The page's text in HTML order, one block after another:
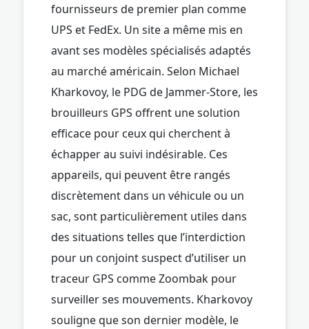
fournisseurs de premier plan comme
UPS et FedEx. Un site a même mis en
avant ses modèles spécialisés adaptés
au marché américain. Selon Michael
Kharkovoy, le PDG de Jammer-Store, les
brouilleurs GPS offrent une solution
efficace pour ceux qui cherchent à
échapper au suivi indésirable. Ces
appareils, qui peuvent être rangés
discrètement dans un véhicule ou un
sac, sont particulièrement utiles dans
des situations telles que l’interdiction
pour un conjoint suspect d’utiliser un
traceur GPS comme Zoombak pour
surveiller ses mouvements. Kharkovoy
souligne que son dernier modèle, le